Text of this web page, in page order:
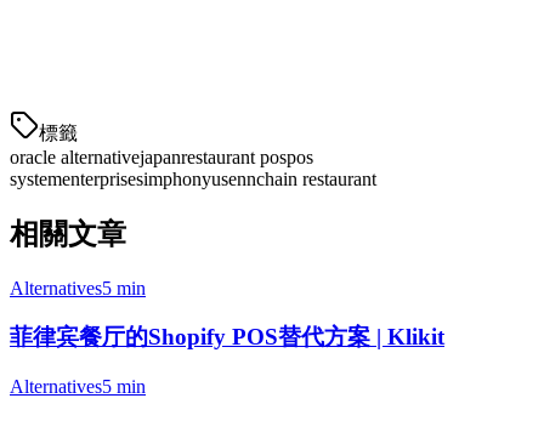
標籤
oracle alternativejapanrestaurant pospos
systementerprisesimphonyusennchain restaurant
相關文章
Alternatives5 min
菲律宾餐厅的Shopify POS替代方案 | Klikit
Alternatives5 min